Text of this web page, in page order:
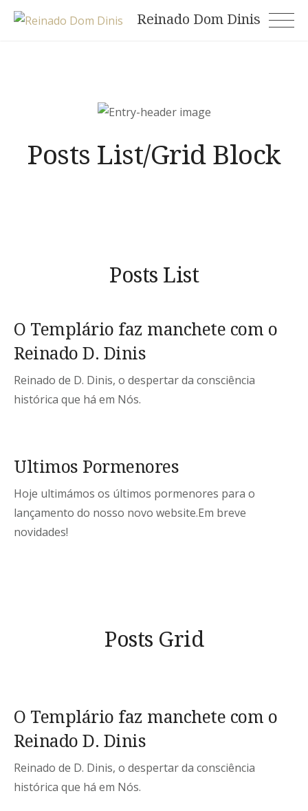
Skip
Reinado Dom Dinis
Posts List/Grid Block
Posts List
O Templário faz manchete com o
Reinado D. Dinis
Reinado de D. Dinis, o despertar da consciência
histórica que há em Nós.
Ultimos Pormenores
Hoje ultimámos os últimos pormenores para o
lançamento do nosso novo website.Em breve
novidades!
Posts Grid
O Templário faz manchete com o
Reinado D. Dinis
Reinado de D. Dinis, o despertar da consciência
histórica que há em Nós.